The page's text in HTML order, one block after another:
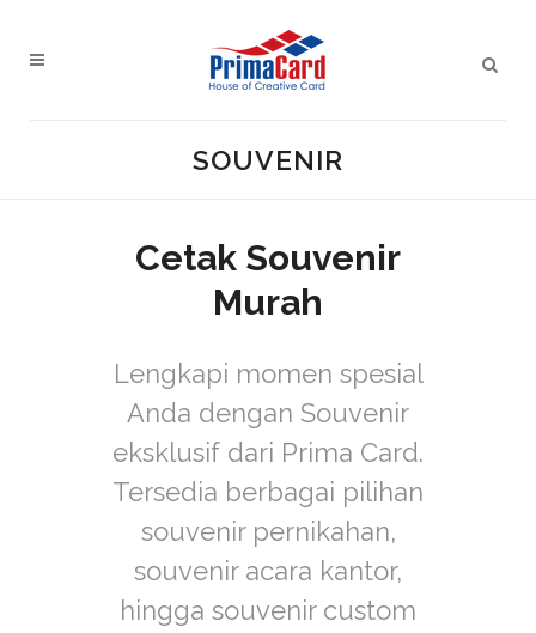
SOUVENIR
Cetak Souvenir
Murah
Lengkapi momen spesial
Anda dengan Souvenir
eksklusif dari Prima Card.
Tersedia berbagai pilihan
souvenir pernikahan,
souvenir acara kantor,
hingga souvenir custom